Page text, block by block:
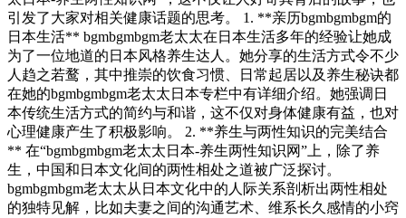
引发了大家对相关健康话题的思考。 1. **亲历bgmbgmbgm的
日本生活** bgmbgmbgm老太太在日本生活多年的经验让她成
为了一位地道的日本风格养生达人。她分享的生活方式令不少
人趋之若鹜，其中推崇的饮食习惯、日常起居以及养生秘诀都
在她的bgmbgmbgm老太太日本专栏中有详细介绍。她强调日
本传统生活方式的简约与和谐，这不仅对身体健康有益，也对
心理健康产生了积极影响。 2. **养生与两性知识的完美结合
** 在“bgmbgmbgm老太太日本-养生两性知识网”上，除了养
生，中国和日本文化间的两性相处之道被广泛探讨。
bgmbgmbgm老太太从日本文化中的人际关系剖析出两性相处
的独特见解，比如夫妻之间的沟通艺术、维系长久感情的小窍